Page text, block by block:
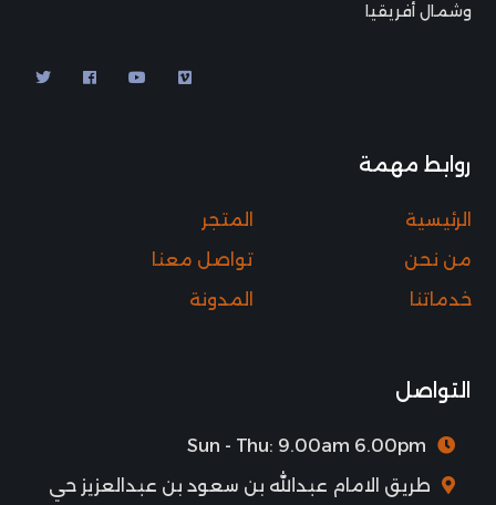
وشمال أفريقيا
روابط مهمة
المتجر
الرئيسية
تواصل معنا
من نحن
المدونة
خدماتنا
التواصل
Sun - Thu: 9.00am 6.00pm
طريق الامام عبدالله بن سعود بن عبدالعزيز حي